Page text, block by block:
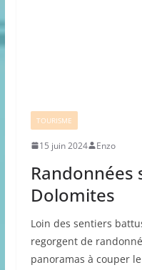
TOURISME
15 juin 2024 Enzo
Randonnées
Dolomites
Loin des sentiers
regorgent de
panoramas à couper